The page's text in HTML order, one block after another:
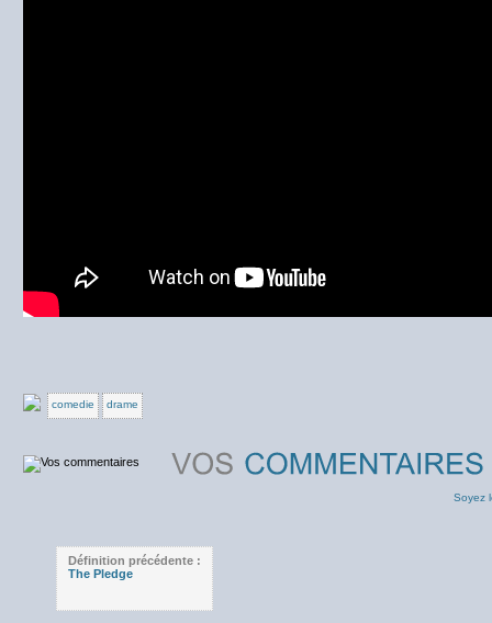
comedie drame
Soyez
Définition précédente :
The Pledge